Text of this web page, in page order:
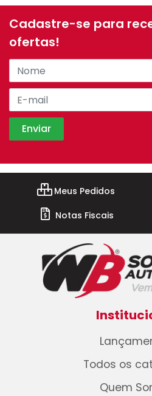
Cadastre-se para
ofertas!
Meus Pedidos
Notas Fiscais
Todos os
Quem